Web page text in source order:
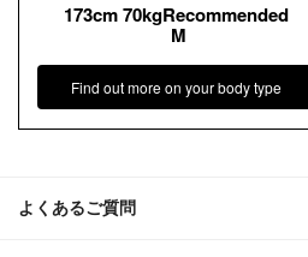
よくあるご質問
173cm 70kgRecommended
M
Find out more on your body type